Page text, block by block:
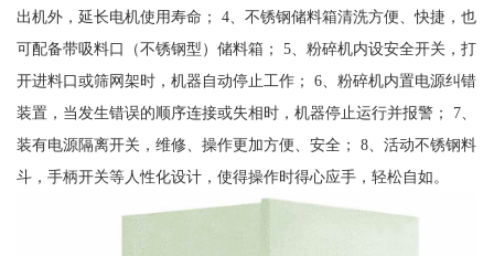
出机外，延长电机使用寿命； 4、不锈钢储料箱清洗方便、快捷，也
可配备带吸料口（不锈钢型）储料箱； 5、粉碎机内设安全开关，打
开进料口或筛网架时，机器自动停止工作； 6、粉碎机内置电源纠错
装置，当发生错误的顺序连接或失相时，机器停止运行并报警； 7、
装有电源隔离开关，维修、操作更加方便、安全； 8、活动不锈钢料
斗，手柄开关等人性化设计，使得操作时得心应手，轻松自如。